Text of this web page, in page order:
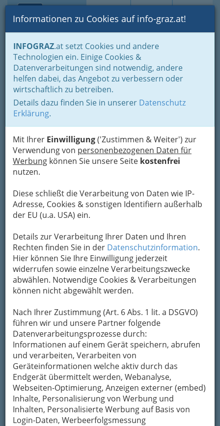
Suche Login Toggle
Informationen zu Cookies auf info-graz.at!
INFOGRAZ.at setzt Cookies und andere
Technologien ein. Einige Cookies &
Datenverarbeitungen sind notwendig, andere
helfen dabei, das Angebot zu verbessern oder
wirtschaftlich zu betreiben.
Details dazu finden Sie in unserer Datenschutz
Erklärung.
Mit Ihrer Einwilligung('Zustimmen & Weiter') zur
Verwendung von personenbezogenen Daten für
Werbung können Sie unsere Seite kostenfrei
nutzen.
Diese schließt die Verarbeitung von Daten wie IP-
Adresse, Cookies & sonstigen Identifiern außerhalb
der EU (u.a. USA) ein.
Details zur Verarbeitung Ihrer Daten und Ihren
Rechten finden Sie in der Datenschutzinformation.
Hier können Sie Ihre Einwilligung jederzeit
widerrufen sowie einzelne Verarbeitungszwecke
abwählen. Notwendige Cookies & Verarbeitungen
können nicht abgewählt werden.
Nach Ihrer Zustimmung (Art. 6 Abs. 1 lit. a DSGVO)
führen wir und unsere Partner folgende
Datenverarbeitungsprozesse durch:
Informationen auf einem Gerät speichern, abrufen
und verarbeiten, Verarbeiten von
Geräteinformationen welche aktiv durch das
Endgerät übermittelt werden, Webanalyse,
Webseiten-Optimierung, Anzeigen externer (embed)
Inhalte, Personalisierung von Werbung und
Inhalten, Personalisierte Werbung auf Basis von
Login-Daten, Werbeerfolgsmessung
Home Startseite Apothekenbereitschaft
Neutor - Apotheke
Joanneumring 22, 8010 Graz
+43 316 826 561
+43 316 826 561 - 19
Karte
Karte anzeigen
Kontaktaufnahme
Um die Info-Graz Firmen
Übermittlung Ihrer Nachricht ein sicheres
Formular. Ihre Nachricht wird nach dem
Absenden umgehend per Mail an das
Unternehmen Neutor - Apotheke weitergeleitet.
Mein Name
Meine Email Adresse
Mein Betreff
Meine Nachricht